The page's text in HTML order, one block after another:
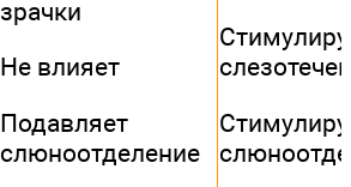
зрачки
Не влияет
Подавляет
слюноотделение